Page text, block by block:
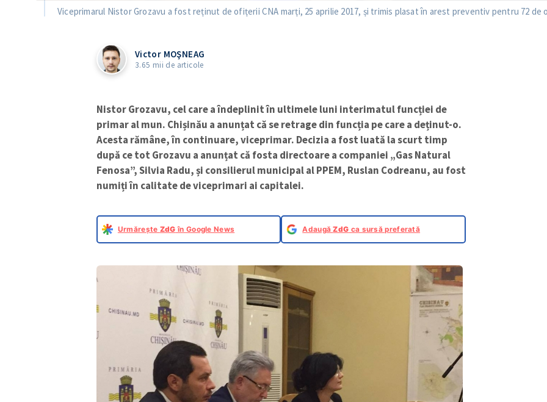
Viceprimarul Nistor Grozavu a fost reținut de ofițerii CNA marți, 25 aprilie 2017, și trimis plasat în arest preventiv pentru 72 de
Victor MOŞNEAG
3.65 mii de articole
Nistor Grozavu, cel care a îndeplinit în ultimele luni interimatul funcției de
primar al mun. Chișinău a anunțat că se retrage din funcția pe care a deținut-o.
Acesta rămâne, în continuare, viceprimar. Decizia a fost luată la scurt timp
după ce tot Grozavu a anunțat că fosta directoare a companiei „Gas Natural
Fenosa”, Silvia Radu, și consilierul municipal al PPEM, Ruslan Codreanu, au fost
numiți în calitate de viceprimari ai capitalei.
Urmărește ZdG în Google News AdaugăZdG ca sursă preferată